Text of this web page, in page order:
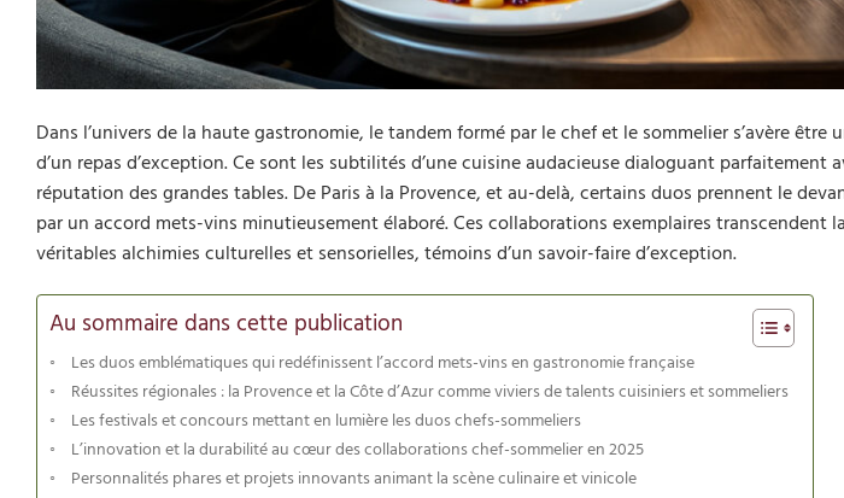
Dans l’univers de la haute gastronomie, le tandem formé par le chef et le sommelier s’avère être
d’un repas d’exception. Ce sont les subtilités d’une cuisine audacieuse dialoguant parfaitement
réputation des grandes tables. De Paris à la Provence, et au-delà, certains duos prennent le
par un accord mets-vins minutieusement élaboré. Ces collaborations exemplaires transcendent
véritables alchimies culturelles et sensorielles, témoins d’un savoir-faire d’exception.
Au sommaire dans cette publication
Les duos emblématiques qui redéfinissent l’accord mets-vins en gastronomie française
Réussites régionales : la Provence et la Côte d’Azur comme viviers de talents cuisiniers et sommeliers
Les festivals et concours mettant en lumière les duos chefs-sommeliers
L’innovation et la durabilité au cœur des collaborations chef-sommelier en 2025
Personnalités phares et projets innovants animant la scène culinaire et vinicole